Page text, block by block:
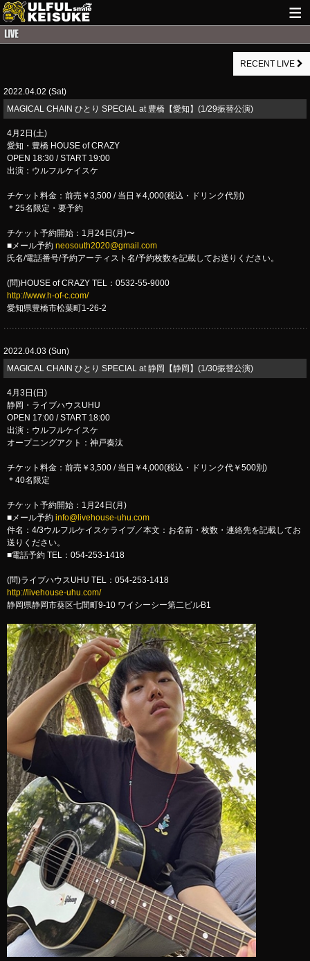
GUITAR WORKS
RECENT LIVE
2022.04.02 (Sat)
​MAGICAL CHAIN ひとり SPECIAL at 豊橋【愛知】(1/29振替公演)
4月2日(土)
愛知・豊橋 HOUSE of CRAZY
OPEN 18:30 / START 19:00
出演：ウルフルケイスケ
チケット料金：前売￥3,500 / 当日￥4,000(税込・ドリンク代別)
＊25名限定・要予約
チケット予約開始：1月24日(月)〜
■メール予約 neosouth2020@gmail.com
氏名/電話番号/予約アーティスト名/予約枚数を記載してお送りください。
(問)HOUSE of CRAZY TEL：0532-55-9000
http://www.h-of-c.com/
愛知県豊橋市松葉町1-26-2
2022.04.03 (Sun)
​MAGICAL CHAIN ひとり SPECIAL at 静岡【静岡】(1/30振替公演)
4月3日(日)
静岡・ライブハウスUHU
OPEN 17:00 / START 18:00
出演：ウルフルケイスケ
オープニングアクト：神戸奏汰
チケット料金：前売￥3,500 / 当日￥4,000(税込・ドリンク代￥500別)
＊40名限定
チケット予約開始：1月24日(月)
■メール予約 info@livehouse-uhu.com
件名：4/3ウルフルケイスケライブ／本文：お名前・枚数・連絡先を記載してお
送りください。
■電話予約 TEL：054-253-1418
(問)ライブハウスUHU TEL：054-253-1418
http://livehouse-uhu.com/
静岡県静岡市葵区七間町9-10 ワイシーシー第二ビルB1